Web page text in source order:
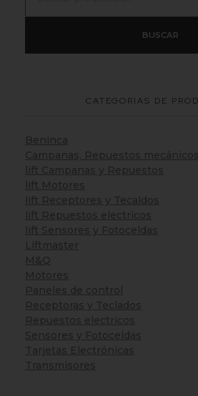
BUSCAR
CATEGORIAS DE
Beninca
Campanas, Repuestos
lift Campanas y Repuestos
lift Motores
lift Receptores y Tecaldos
lift Repuestos electricos
lift Sensores y Fotoceldas
Liftmaster
M&Q
Motores
Paneles de control
Receptoras y Teclados
Repuestos electricos
Sensores y Fotoceldas
Tarjetas Electrónicas
Transmisores